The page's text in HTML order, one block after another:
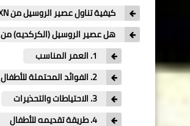
كيفية تناول عصير الروسيل من DXN؟
هل عصير الروسيل (الكركديه) من DXN آمن للأطفال؟
1. العمر المناسب
2. الفوائد المحتملة للأطفال
3. الاحتياطات والتحذيرات
4. طريقة تقديمه للأطفال